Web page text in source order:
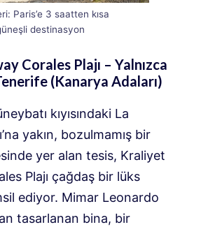
Paris’e 3 saatten kısa
destinasyon
Corales Plajı – Yalnızca
(Kanarya Adaları)
kıyısındaki La
yakın, bozulmamış bir
yer alan tesis, Kraliyet
Plajı çağdaş bir lüks
ediyor. Mimar Leonardo
tasarlanan bina, bir